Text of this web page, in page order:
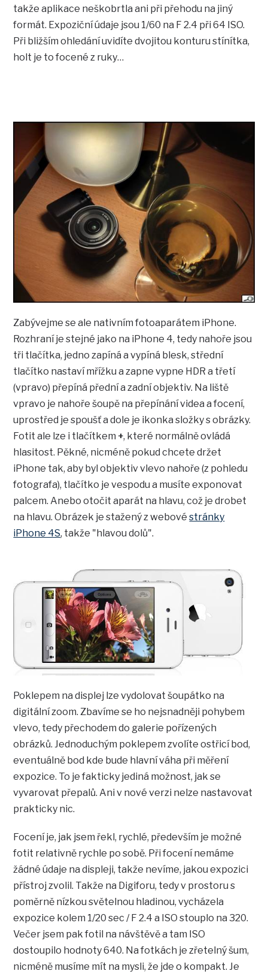
takže aplikace neškobrtla ani při přehodu na jiný
formát. Expoziční údaje jsou 1/60 na F 2.4 při 64 ISO.
Při bližším ohledání uvidíte dvojitou konturu stínítka,
holt je to focené z ruky…
Zabývejme se ale nativním fotoaparátem iPhone.
Rozhraní je stejné jako na iPhone 4, tedy nahoře jsou
tři tlačítka, jedno zapíná a vypíná blesk, střední
tlačítko nastaví mřížku a zapne vypne HDR a třetí
(vpravo) přepíná přední a zadní objektiv. Na liště
vpravo je nahoře šoupě na přepínání videa a focení,
uprostřed je spoušť a dole je ikonka složky s obrázky.
Fotit ale lze i tlačítkem +, které normálně ovládá
hlasitost. Pěkné, nicméně pokud chcete držet
iPhone tak, aby byl objektiv vlevo nahoře (z pohledu
fotografa), tlačítko je vespodu a musíte exponovat
palcem. Anebo otočit aparát na hlavu, což je drobet
na hlavu. Obrázek je stažený z webovéstránky
iPhone 4S, takže "hlavou dolů".
Poklepem na displej lze vydolovat šoupátko na
digitální zoom. Zbavíme se ho nejsnadněji pohybem
vlevo, tedy přechodem do galerie pořízených
obrázků. Jednoduchým poklepem zvolíte ostřicí bod,
eventuálně bod kde bude hlavní váha při měření
expozice. To je fakticky jediná možnost, jak se
vyvarovat přepalů. Ani v nové verzi nelze nastavovat
prakticky nic.
Focení je, jak jsem řekl, rychlé, především je možné
fotit relativně rychle po sobě. Při focení nemáme
žádné údaje na displeji, takže nevíme, jakou expozici
přístroj zvolil. Takže na Digiforu, tedy v prostoru s
poměrně nízkou světelnou hladinou, vycházela
expozice kolem 1/20 sec / F 2.4 a ISO stouplo na 320.
Večer jsem pak fotil na návštěvě a tam ISO
dostoupilo hodnoty 640. Na fotkách je zřetelný šum,
nicméně musíme mít na mysli, že jde o kompakt. Je